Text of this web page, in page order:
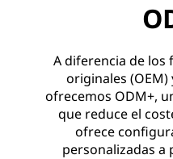
A diferencia de los
originales
ofrecemos ODM+,
que reduce el
ofrece
personalizadas a